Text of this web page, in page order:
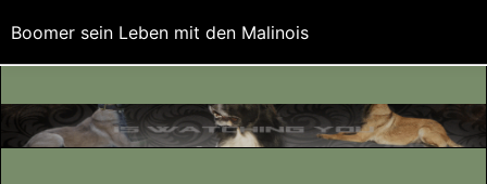
Boomer sein Leben mit den Malinois